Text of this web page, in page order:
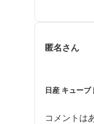
匿名さん
日産 キュー
コメントは